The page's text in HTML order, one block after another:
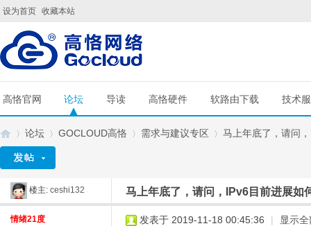
设为首页 收藏本站
高恪官网 论坛 导读 高恪硬件 软路由下载 技术
»
论坛
›
GOCLOUD高恪
›
需求与建议专区
›
马上年底了，请问
楼主: ceshi132 马上年底了，请问，IPv6目前进展如
情绪21度 发表于 2019-11-18 00:45:36 | 显示